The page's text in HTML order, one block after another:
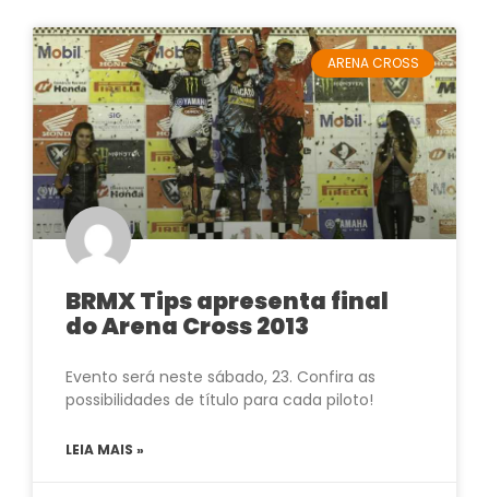
ARENA CROSS
BRMX Tips apresenta final
do Arena Cross 2013
Evento será neste sábado, 23. Confira as
possibilidades de título para cada piloto!
LEIA MAIS »